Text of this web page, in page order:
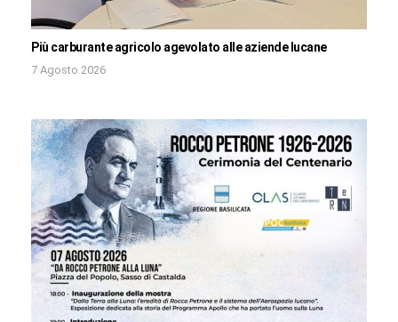
Più carburante agricolo agevolato alle aziende lucane
7 Agosto 2026